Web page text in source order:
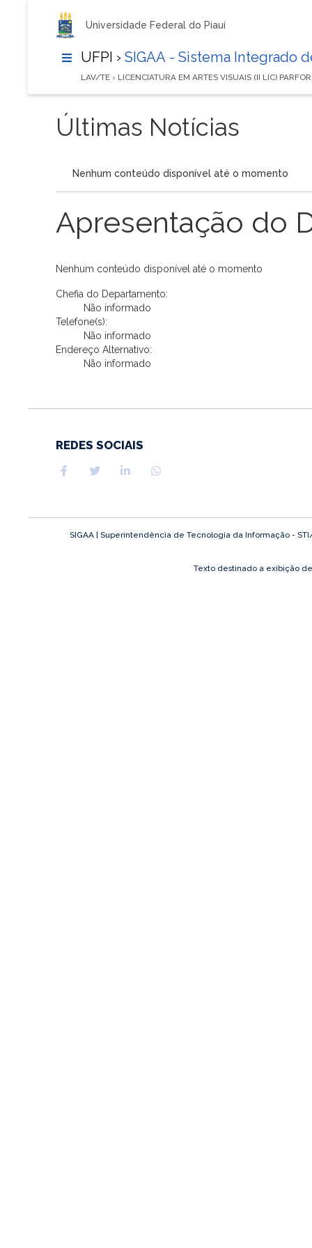
Universidade Federal do Piauí
UFPI › SIGAA - Sistema Integrado
LAV/TE › LICENCIATURA EM ARTES VISUAIS (II LIC)
Últimas Notícias
Nenhum conteúdo disponível até o momento
Apresentação do
Nenhum conteúdo disponível até o momento
Chefia do Departamento:
Não informado
Telefone(s):
Não informado
Endereço Alternativo:
Não informado
REDES SOCIAIS
SIGAA | Superintendência de Tecnologia da Informação -
Texto destinado a exibição